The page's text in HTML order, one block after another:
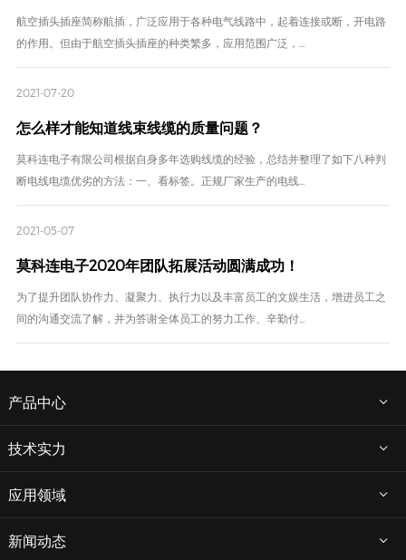
航空插头插座简称航插，广泛应用于各种电气线路中，起着连接或断，开电路
的作用。但由于航空插头插座的种类繁多，应用范围广泛，...
2021-07-20
怎么样才能知道线束线缆的质量问题？
莫科连电子有限公司根据自身多年选购线缆的经验，总结并整理了如下八种判
断电线电缆优劣的方法：一、看标签。正规厂家生产的电线...
2021-05-07
莫科连电子2020年团队拓展活动圆满成功！
为了提升团队协作力、凝聚力、执行力以及丰富员工的文娱生活，增进员工之
间的沟通交流了解，并为答谢全体员工的努力工作、辛勤付...
产品中心
技术实力
应用领域
新闻动态